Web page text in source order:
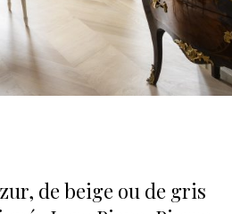
de beige ou de gris